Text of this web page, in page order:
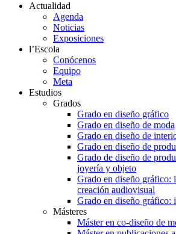
Actualidad
Agenda
Noticias
Exposiciones
l’Escola
Conócenos
Equipo
Meta
Estudios
Grados
Grado en diseño gráfico
Grado en diseño de moda
Grado en diseño de
Grado en diseño de
Grado de diseño de
joyería y objeto
Grado en diseño gráfico:
creación audiovisual
Grado en diseño gráfico:
Másteres
Máster en co-diseño de